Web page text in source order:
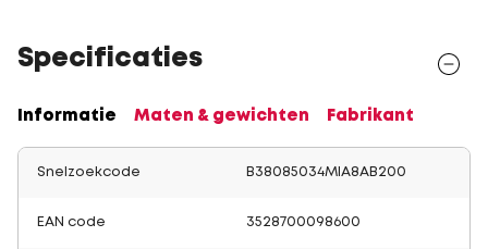
Specificaties
Informatie Maten & gewichten Fabrikant
Snelzoekcode B38085034MIA8AB200
EAN code 3528700098600